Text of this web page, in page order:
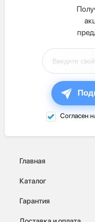
Согласен
Главная
Каталог
Гарантия